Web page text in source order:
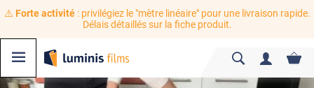
⚠️ Forte activité: privilégiez le "mètre linéaire" pour une livraison rapide.
Délais détaillés sur la fiche produit.